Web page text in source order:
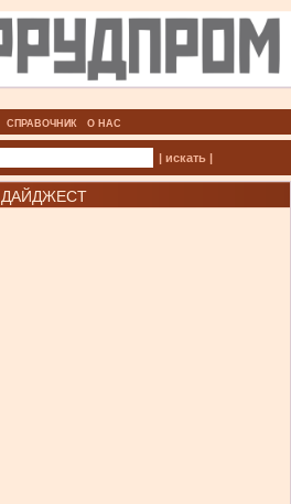
СПРАВОЧНИК О НАС
| искать |
ДАЙДЖЕСТ